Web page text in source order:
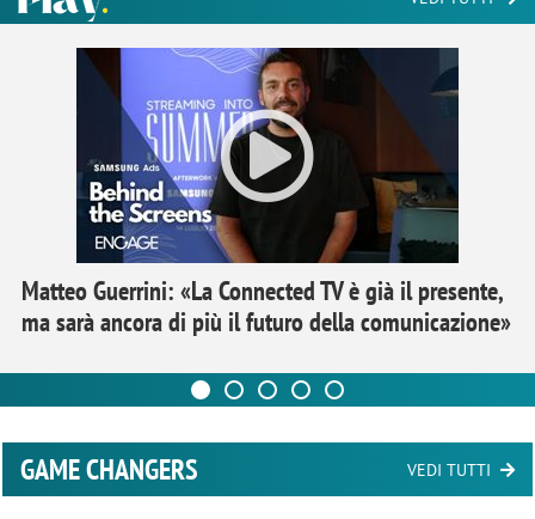
Matteo Guerrini: «La Connected TV è già il presente,
ma sarà ancora di più il futuro della comunicazione»
GAME CHANGERS VEDI TUTTI